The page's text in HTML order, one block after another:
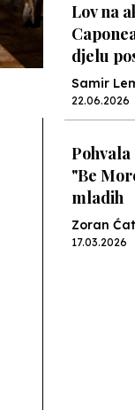
Lov na
djelu
Samir
22.06.2026
"Be
mladih
Zoran
17.03.2026